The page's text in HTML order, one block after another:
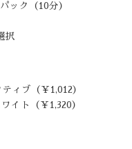
ック（10分）
択
ィブ（￥1,012）
イト（￥1,320）